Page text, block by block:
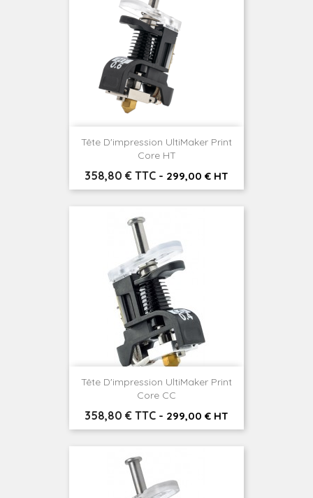
Tête D'impression UltiMaker Print
Core HT
Prix
358,80 € TTC - 299,00 € HT
Tête D'impression UltiMaker Print
Core CC
Prix
358,80 € TTC - 299,00 € HT